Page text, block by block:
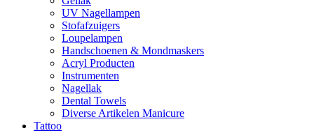
UV Nagellampen
Stofafzuigers
Loupelampen
Handschoenen & Mondmaskers
Acryl Producten
Instrumenten
Nagellak
Dental Towels
Diverse Artikelen Manicure
Tattoo